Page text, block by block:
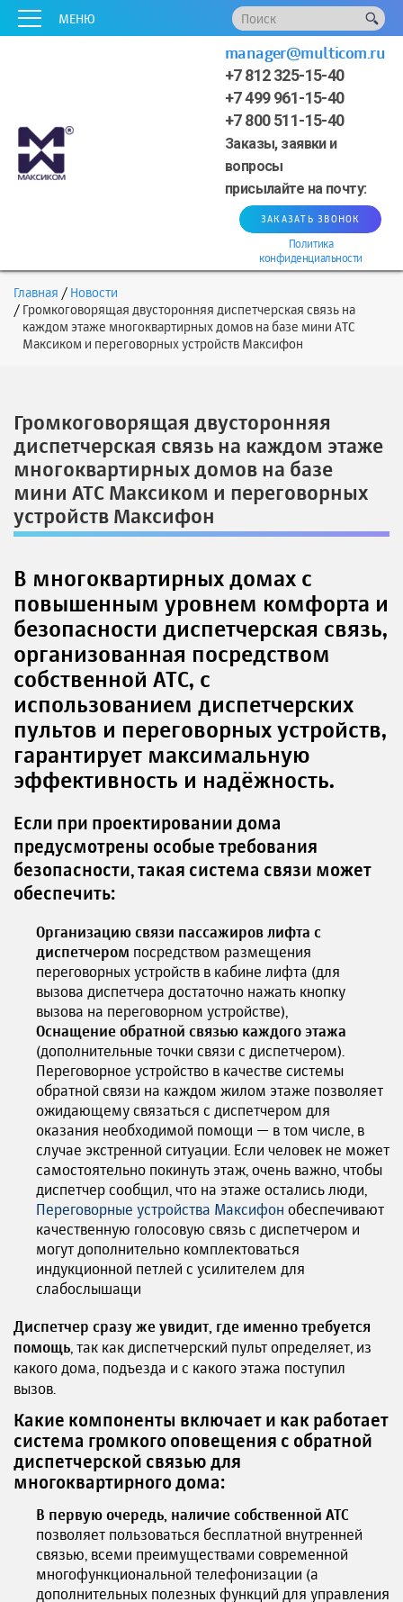
МЕНЮ
+7 812 325-15-40
+7 499 961-15-40
+7 800 511-15-40
Заказы, заявки и
вопросы
присылайте на почту:
manager@multicom.ru
ЗАКАЗАТЬ ЗВОНОК
Политика
конфиденциальности
Главная
Новости
Громкоговорящая двусторонняя диспетчерская связь на
каждом этаже многоквартирных домов на базе мини АТС
Максиком и переговорных устройств Максифон
Громкоговорящая двусторонняя
диспетчерская связь на каждом этаже
многоквартирных домов на базе
мини АТС Максиком и переговорных
устройств Максифон
В многоквартирных домах с
повышенным уровнем комфорта и
безопасности диспетчерская связь,
организованная посредством
собственной АТС, с
использованием диспетчерских
пультов и переговорных устройств,
гарантирует максимальную
эффективность и надёжность.
Если при проектировании дома
предусмотрены особые требования
безопасности, такая система связи может
обеспечить:
Организацию связи пассажиров лифта с
диспетчером посредством размещения
переговорных устройств в кабине лифта (для
вызова диспетчера достаточно нажать кнопку
вызова на переговорном устройстве),
Оснащение обратной связью каждого этажа
(дополнительные точки связи с диспетчером).
Переговорное устройство в качестве системы
обратной связи на каждом жилом этаже позволяет
ожидающему связаться с диспетчером для
оказания необходимой помощи — в том числе, в
случае экстренной ситуации. Если человек не может
самостоятельно покинуть этаж, очень важно, чтобы
диспетчер сообщил, что на этаже остались люди,
Переговорные устройства Максифон обеспечивают
качественную голосовую связь с диспетчером и
могут дополнительно комплектоваться
индукционной петлей с усилителем для
слабослышащи
Диспетчер сразу же увидит, где именно требуется
помощь, так как диспетчерский пульт определяет, из
какого дома, подъезда и с какого этажа поступил
вызов.
Какие компоненты включает и как работает
система громкого оповещения с обратной
диспетчерской связью для
многоквартирного дома:
В первую очередь, наличие собственной АТС
позволяет пользоваться бесплатной внутренней
связью, всеми преимуществами современной
многофункциональной телефонизации (а
дополнительных полезных функций для управления
xxxxx